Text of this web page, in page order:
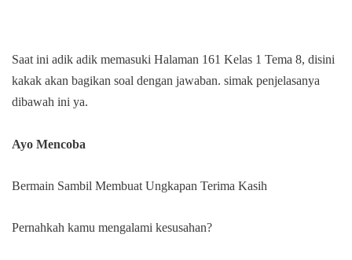
Saat ini adik adik memasuki Halaman 161 Kelas 1 Tema 8, disini
kakak akan bagikan soal dengan jawaban. simak penjelasanya
dibawah ini ya.
Ayo Mencoba
Bermain Sambil Membuat Ungkapan Terima Kasih
Pernahkah kamu mengalami kesusahan?